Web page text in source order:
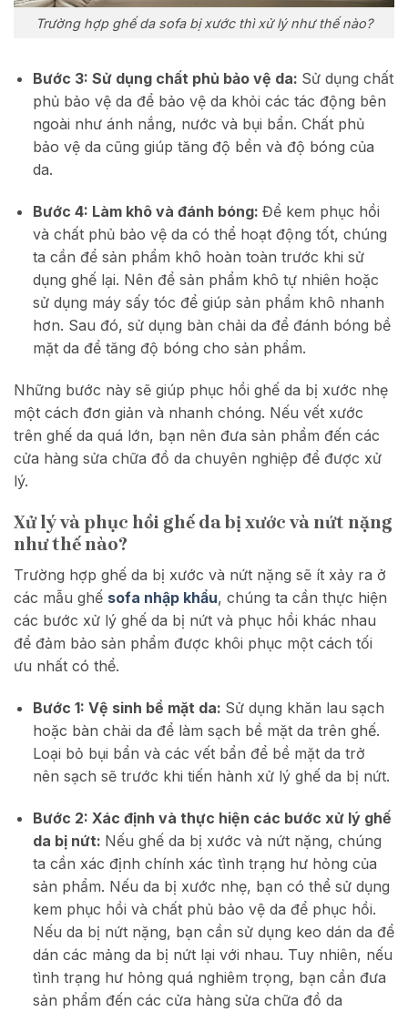
Trường hợp ghế da sofa bị xước thì xử lý như thế nào?
Bước 3: Sử dụng chất phủ bảo vệ da: Sử dụng chất
phủ bảo vệ da để bảo vệ da khỏi các tác động bên
ngoài như ánh nắng, nước và bụi bẩn. Chất phủ
bảo vệ da cũng giúp tăng độ bền và độ bóng của
da.
Bước 4: Làm khô và đánh bóng: Để kem phục hồi
và chất phủ bảo vệ da có thể hoạt động tốt, chúng
ta cần để sản phẩm khô hoàn toàn trước khi sử
dụng ghế lại. Nên để sản phẩm khô tự nhiên hoặc
sử dụng máy sấy tóc để giúp sản phẩm khô nhanh
hơn. Sau đó, sử dụng bàn chải da để đánh bóng bề
mặt da để tăng độ bóng cho sản phẩm.
Những bước này sẽ giúp phục hồi ghế da bị xước nhẹ
một cách đơn giản và nhanh chóng. Nếu vết xước
trên ghế da quá lớn, bạn nên đưa sản phẩm đến các
cửa hàng sửa chữa đồ da chuyên nghiệp để được xử
lý.
Xử lý và phục hồi ghế da bị xước và nứt nặng
như thế nào?
Trường hợp ghế da bị xước và nứt nặng sẽ ít xảy ra ở
các mẫu ghế sofa nhập khẩu, chúng ta cần thực hiện
các bước xử lý ghế da bị nứt và phục hồi khác nhau
để đảm bảo sản phẩm được khôi phục một cách tối
ưu nhất có thể.
Bước 1: Vệ sinh bề mặt da: Sử dụng khăn lau sạch
hoặc bàn chải da để làm sạch bề mặt da trên ghế.
Loại bỏ bụi bẩn và các vết bẩn để bề mặt da trở
nên sạch sẽ trước khi tiến hành xử lý ghế da bị nứt.
Bước 2: Xác định và thực hiện các bước xử lý ghế
da bị nứt: Nếu ghế da bị xước và nứt nặng, chúng
ta cần xác định chính xác tình trạng hư hỏng của
sản phẩm. Nếu da bị xước nhẹ, bạn có thể sử dụng
kem phục hồi và chất phủ bảo vệ da để phục hồi.
Nếu da bị nứt nặng, bạn cần sử dụng keo dán da để
dán các mảng da bị nứt lại với nhau. Tuy nhiên, nếu
tình trạng hư hỏng quá nghiêm trọng, bạn cần đưa
sản phẩm đến các cửa hàng sửa chữa đồ da